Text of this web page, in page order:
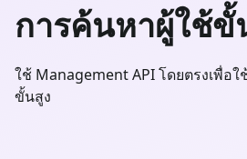
การค้นหาผู้ใช้ขั้
ใช้ Management API โดยตรงเพื่อ
ขั้นสูง